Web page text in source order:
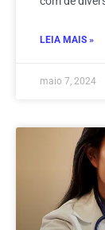
LEIA MAIS »
maio 7, 2024